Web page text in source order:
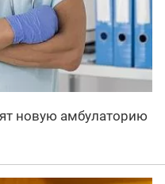
новую амбулаторию